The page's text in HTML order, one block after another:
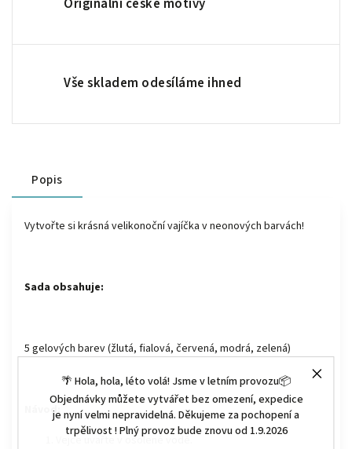
🌴 Hola, hola, léto volá! Jsme v letním provozu📦
Objednávky můžete vytvářet bez omezení, expedice
je nyní velmi nepravidelná. Děkujeme za pochopení a
trpělivost ! Plný provoz bude znovu od 1.9.2026
Originální české motivy
Vše skladem odesíláme ihned
Popis
Vytvořte si krásná velikonoční vajíčka v neonových barvách!
Sada obsahuje:
5 gelových barev (žlutá, fialová, červená, modrá, zelená)
Návod:
Vejce uvařte v osolené vodě.